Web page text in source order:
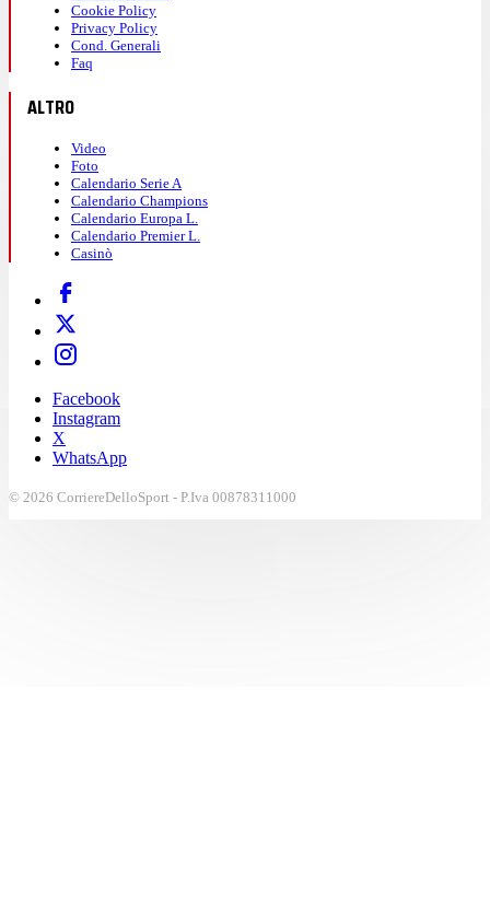
Cookie Policy
Privacy Policy
Cond. Generali
Faq
ALTRO
Video
Foto
Calendario Serie A
Calendario Champions
Calendario Europa L.
Calendario Premier L.
Casinò
Facebook
Instagram
X
WhatsApp
© 2026 CorriereDelloSport - P.Iva 00878311000